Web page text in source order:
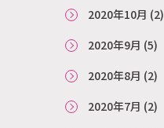
2020年10月 (2)
2020年9月 (5)
2020年8月 (2)
2020年7月 (2)